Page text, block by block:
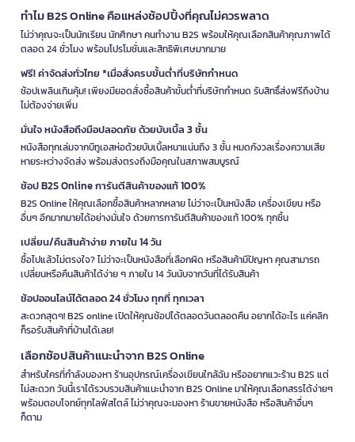
ทำไม B2S Online คือแหล่งช้อปปิ้งที่คุณไม่ควรพลาด
ไม่ว่าคุณจะเป็นนักเรียน นักศึกษา คนทำงาน B2S พร้อมให้คุณเลือกสินค้าคุณภาพได้
ตลอด 24 ชั่วโมง พร้อมโปรโมชั่นและสิทธิพิเศษมากมาย
ฟรี! ค่าจัดส่งทั่วไทย *เมื่อสั่งครบขั้นต่ำที่บริษัทกำหนด
ช้อปเพลินเกินคุ้ม! เพียงมียอดสั่งซื้อสินค้าขั้นต่ำที่บริษัทกำหนด รับสิทธิ์ส่งฟรีถึงบ้าน
ไม่ต้องจ่ายเพิ่ม
มั่นใจ หนังสือถึงมือปลอดภัย ด้วยบับเบิ้ล 3 ชั้น
หนังสือทุกเล่มจากบีทูเอสห่อด้วยบับเบิ้ลหนาแน่นถึง 3 ชั้น หมดกังวลเรื่องความเสีย
หายระหว่างจัดส่ง พร้อมส่งตรงถึงมือคุณในสภาพสมบูรณ์
ช้อป B2S Online การันตีสินค้าของแท้ 100%
B2S Online ให้คุณเลือกซื้อสินค้าหลากหลาย ไม่ว่าจะเป็นหนังสือ เครื่องเขียน หรือ
อื่นๆ อีกมากมายได้อย่างมั่นใจ ด้วยการการันตีสินค้าของแท้ 100% ทุกชิ้น
เปลี่ยน/คืนสินค้าง่าย ภายใน 14 วัน
ซื้อไปแล้วไม่ตรงใจ? ไม่ว่าจะเป็นหนังสือที่เลือกผิด หรือสินค้ามีปัญหา คุณสามารถ
เปลี่ยนหรือคืนสินค้าได้ง่าย ๆ ภายใน 14 วันนับจากวันที่ได้รับสินค้า
ช้อปออนไลน์ได้ตลอด 24 ชั่วโมง ทุกที่ ทุกเวลา
สะดวกสุดๆ! B2S online เปิดให้คุณช้อปได้ตลอดวันตลอดคืน อยากได้อะไร แค่คลิก
ก็รอรับสินค้าที่บ้านได้เลย!
เลือกช้อปสินค้าแนะนำจาก B2S Online
สำหรับใครที่กำลังมองหา ร้านอุปกรณ์เครื่องเขียนใกล้ฉัน หรืออยากแวะร้าน B2S แต่
ไม่สะดวก วันนี้เราได้รวบรวมสินค้าแนะนำจาก B2S Online มาให้คุณเลือกสรรได้ง่ายๆ
พร้อมตอบโจทย์ทุกไลฟ์สไตล์ ไม่ว่าคุณจะมองหา ร้านขายหนังสือ หรือสินค้าอื่นๆ
ก็ตาม